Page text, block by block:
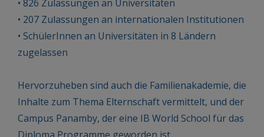
• 826 Zulassungen an Universitäten
• 207 Zulassungen an internationalen Institutionen
• SchülerInnen an Universitäten in 8 Ländern
zugelassen
Hervorzuheben sind auch die Familienakademie, die
Inhalte zum Thema Elternschaft vermittelt, und der
Campus Panamby, der eine IB World School für das